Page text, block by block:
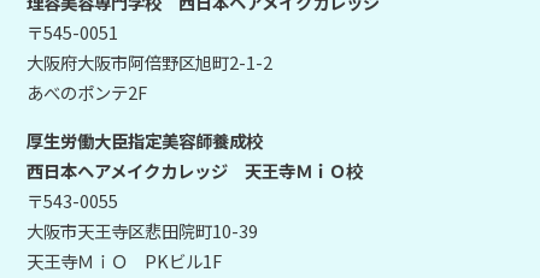
〒545-0051
大阪府大阪市阿倍野区旭町2-1-2
あべのポンテ2F
厚生労働大臣指定美容師養成校
西日本ヘアメイクカレッジ 天王寺ＭｉＯ校
〒543-0055
大阪市天王寺区悲田院町10-39
天王寺ＭｉＯ PKビル1F